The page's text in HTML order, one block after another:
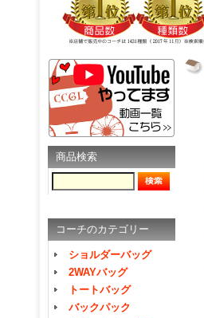
商品検索
コーチのカテゴリー
ショルダーバッグ
2WAYバッグ
トートバッグ
バックパック